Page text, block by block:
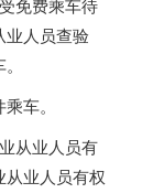
免费乘车待
业人员查验
车。
从业人员有
业人员有权